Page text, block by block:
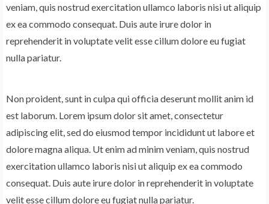
veniam, quis nostrud exercitation ullamco laboris nisi ut aliquip
ex ea commodo consequat. Duis aute irure dolor in
reprehenderit in voluptate velit esse cillum dolore eu fugiat
nulla pariatur.
Non proident, sunt in culpa qui officia deserunt mollit anim id
est laborum. Lorem ipsum dolor sit amet, consectetur
adipiscing elit, sed do eiusmod tempor incididunt ut labore et
dolore magna aliqua. Ut enim ad minim veniam, quis nostrud
exercitation ullamco laboris nisi ut aliquip ex ea commodo
consequat. Duis aute irure dolor in reprehenderit in voluptate
velit esse cillum dolore eu fugiat nulla pariatur.